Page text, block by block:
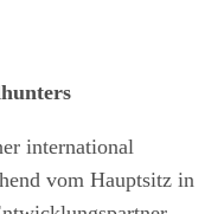
international
vom Hauptsitz in